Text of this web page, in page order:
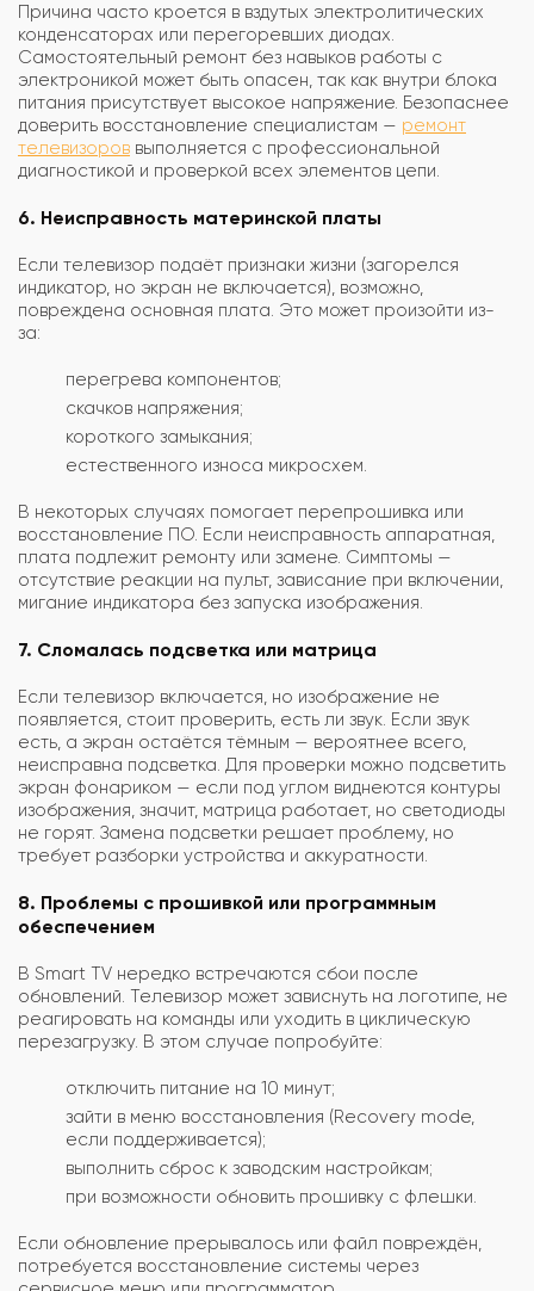
Причина часто кроется в вздутых электролитических
конденсаторах или перегоревших диодах.
Самостоятельный ремонт без навыков работы с
электроникой может быть опасен, так как внутри блока
питания присутствует высокое напряжение. Безопаснее
доверить восстановление специалистам — ремонт
телевизоров выполняется с профессиональной
диагностикой и проверкой всех элементов цепи.
6. Неисправность материнской платы
Если телевизор подаёт признаки жизни (загорелся
индикатор, но экран не включается), возможно,
повреждена основная плата. Это может произойти из-
за:
перегрева компонентов;
скачков напряжения;
короткого замыкания;
естественного износа микросхем.
В некоторых случаях помогает перепрошивка или
восстановление ПО. Если неисправность аппаратная,
плата подлежит ремонту или замене. Симптомы —
отсутствие реакции на пульт, зависание при включении,
мигание индикатора без запуска изображения.
7. Сломалась подсветка или матрица
Если телевизор включается, но изображение не
появляется, стоит проверить, есть ли звук. Если звук
есть, а экран остаётся тёмным — вероятнее всего,
неисправна подсветка. Для проверки можно подсветить
экран фонариком — если под углом виднеются контуры
изображения, значит, матрица работает, но светодиоды
не горят. Замена подсветки решает проблему, но
требует разборки устройства и аккуратности.
8. Проблемы с прошивкой или программным
обеспечением
В Smart TV нередко встречаются сбои после
обновлений. Телевизор может зависнуть на логотипе, не
реагировать на команды или уходить в циклическую
перезагрузку. В этом случае попробуйте:
отключить питание на 10 минут;
зайти в меню восстановления (Recovery mode,
если поддерживается);
выполнить сброс к заводским настройкам;
при возможности обновить прошивку с флешки.
Если обновление прерывалось или файл повреждён,
потребуется восстановление системы через